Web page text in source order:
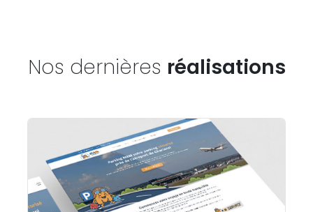
Nos dernières réalisations